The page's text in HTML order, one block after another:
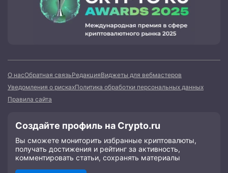
О насОбратная связьРедакцияВиджеты для вебмастеров
Уведомления о рискахПолитика обработки персональных данных
Правила сайта
Создайте профиль на Crypto.ru
Вы сможете мониторить избранные криптовалюты,
получать достижения и рейтинг за активность,
комментировать статьи, сохранять материалы